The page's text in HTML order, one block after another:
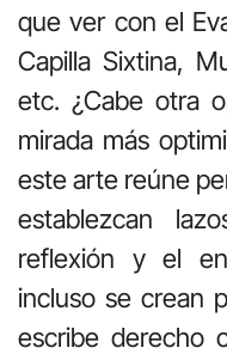
que ver con el
Capilla Sixtina,
etc. ¿Cabe otra
mirada más
este arte reúne
establezcan
reflexión y el
incluso se crean
escribe derecho